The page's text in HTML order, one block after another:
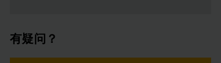
有疑问？